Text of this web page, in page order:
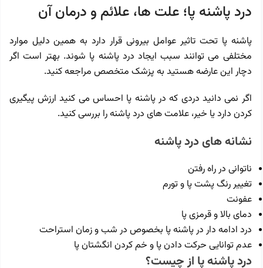
درد پاشنه پا؛ علت ها، علائم و درمان آن
پاشنه پا تحت تاثیر عوامل بیرونی قرار دارد به همین دلیل موارد
مختلفی می توانند سبب ایجاد درد پاشنه پا شوند. بهتر است اگر
دچار این عارضه هستید به پزشک متخصص مراجعه کنید.
اگر نمی دانید دردی که در پاشنه پا احساس می کنید ارزش پیگیری
کردن دارد یا خیر، علامت های درد پاشنه را بررسی کنید.
نشانه های درد پاشنه
ناتوانی در راه رفتن
تغییر رنگ پشت پا و تورم
عفونت
دمای بالا و قرمزی پا
درد ادامه دار در پاشنه پا بخصوص در شب و زمان استراحت
عدم توانایی حرکت دادن پا و خم کردن انگشتان پا
درد پاشنه پا از چیست؟